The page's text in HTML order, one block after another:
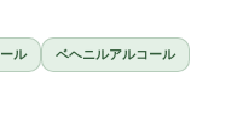
ル
ベヘニルアルコール